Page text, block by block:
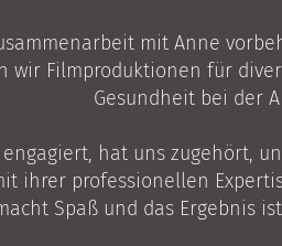
mit Anne
wir Filmproduktionen für
Gesundheit bei der
hat uns zugehört,
ihrer professionellen
Spaß und das Ergebnis